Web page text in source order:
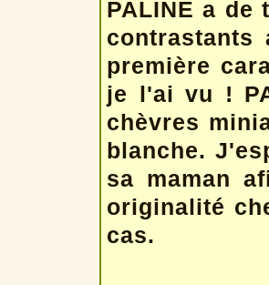
PALINE a
première
je l'ai vu !
chèvres
blanche.
sa maman
originalité
cas.